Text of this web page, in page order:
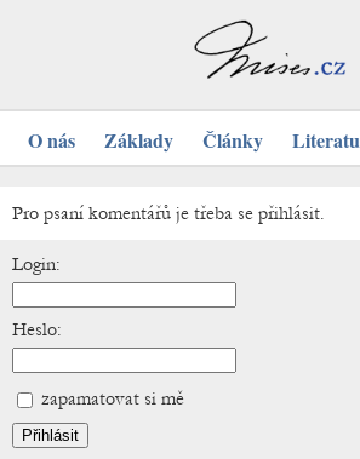
O nás Základy Články
Pro psaní komentářů je třeba se přihlásit.
Login:
Heslo:
zapamatovat si mě